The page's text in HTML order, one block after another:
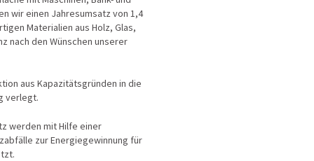
wir einen Jahresumsatz von 1,4
Materialien aus Holz, Glas,
nach den Wünschen unserer
aus Kapazitätsgründen in die
verlegt.
werden mit Hilfe einer
zur Energiegewinnung für